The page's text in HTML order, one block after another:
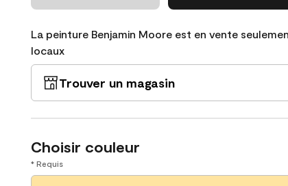
La peinture Benjamin Moore est en vente
locaux
Trouver un magasin
Choisir couleur
* Requis